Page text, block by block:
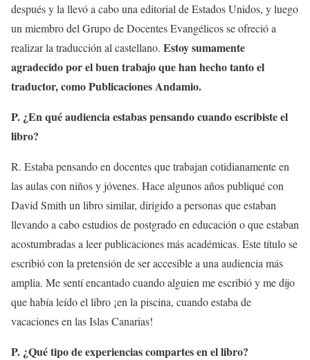
después y la llevó a cabo una editorial de Estados Unidos, y luego
un miembro del Grupo de Docentes Evangélicos se ofreció a
realizar la traducción al castellano. Estoy sumamente
agradecido por el buen trabajo que han hecho tanto el
traductor, como Publicaciones Andamio.
P. ¿En qué audiencia estabas pensando cuando escribiste el
libro?
R. Estaba pensando en docentes que trabajan cotidianamente en
las aulas con niños y jóvenes. Hace algunos años publiqué con
David Smith un libro similar, dirigido a personas que estaban
llevando a cabo estudios de postgrado en educación o que estaban
acostumbradas a leer publicaciones más académicas. Este título se
escribió con la pretensión de ser accesible a una audiencia más
amplia. Me sentí encantado cuando alguien me escribió y me dijo
que había leído el libro ¡en la piscina, cuando estaba de
vacaciones en las Islas Canarias!
P. ¿Qué tipo de experiencias compartes en el libro?